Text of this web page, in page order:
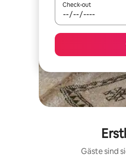
Check-out
Gäste sind